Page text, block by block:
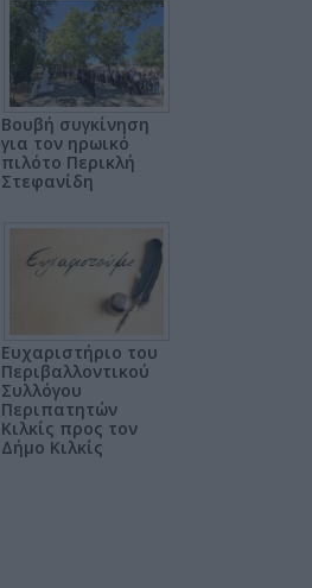
Βουβή συγκίνηση
για τον ηρωικό
πιλότο Περικλή
Στεφανίδη
Ευχαριστήριο του
Περιβαλλοντικού
Συλλόγου
Περιπατητών
Κιλκίς προς τον
Δήμο Κιλκίς